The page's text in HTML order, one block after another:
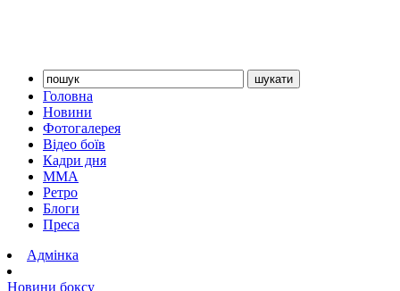
Головна
Новини
Фотогалерея
Відео боїв
Кадри дня
ММА
Ретро
Блоги
Преса
Адмінка
Новини боксу